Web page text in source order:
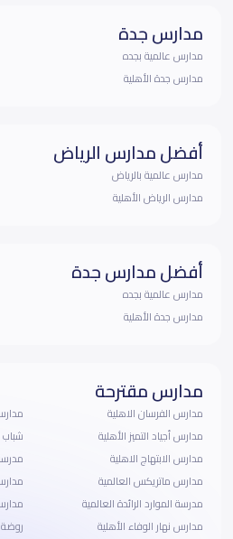
مدارس جدة
مدارس عالمية بجده
مدارس جدة الأهلية
أفضل مدارس الرياض
مدارس عالمية بالرياض
مدارس الرياض الأهلية
أفضل مدارس جدة
مدارس عالمية بجده
مدارس جدة الأهلية
مدارس مقترحة
مدارس الفرسان الاهلية
مدارس أجياد التميز الأهلية
مدارس الابتهاج الاهلية
مدارس ماتريكس العالمية
مدرسة الموارد الرائدة العالمية
مدارس نهار الوفاء الأهلية
شباب
روضة